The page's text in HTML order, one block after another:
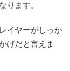
ります。
イヤーがしっか
げだと言えま